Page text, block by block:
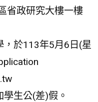
省政研究大樓一樓
，於113年5月6日(星
生公(差)假。